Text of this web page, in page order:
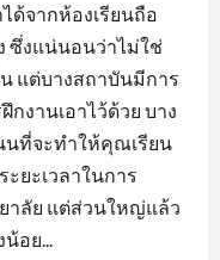
ด้จากห้องเรียนถือ
ซึ่งแน่นอนว่าไม่ใช่
แต่บางสถาบันมีการ
งานเอาไว้ด้วย บาง
ที่จะทำให้คุณเรียน
ยะเวลาในการ
าลัย แต่ส่วนใหญ่แล้ว
อย...